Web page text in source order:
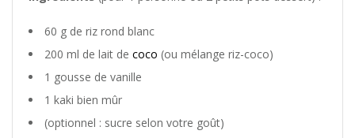
60 g de riz rond blanc
200 ml de lait de coco (ou mélange riz-coco)
1 gousse de vanille
1 kaki bien mûr
(optionnel : sucre selon votre goût)